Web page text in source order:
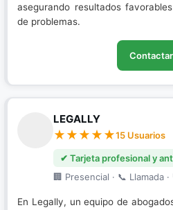
asegurando resultados
de problemas.
Contactar
LEGALLY
15 Usuarios
✔ Tarjeta profesional y
🏢 Presencial · 📞 Llamada
En Legally, un equipo de